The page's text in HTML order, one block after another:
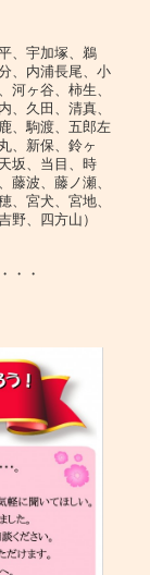
、宇加塚、鵜
、内浦長尾、小
河ヶ谷、柿生、
、久田、清真、
、駒渡、五郎左
、新保、鈴ヶ
坂、当目、時
藤波、藤ノ瀬、
、宮犬、宮地、
野、四方山）
・・